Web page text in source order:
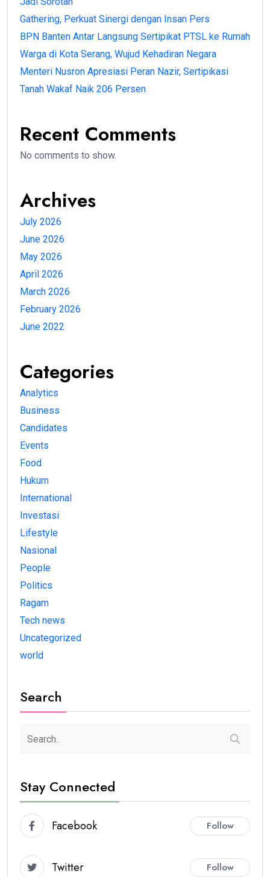
Gathering, Perkuat Sinergi dengan Insan Pers
BPN Banten Antar Langsung Sertipikat PTSL ke Rumah
Warga di Kota Serang, Wujud Kehadiran Negara
Menteri Nusron Apresiasi Peran Nazir, Sertipikasi
Tanah Wakaf Naik 206 Persen
Recent Comments
No comments to show.
Archives
July 2026
June 2026
May 2026
April 2026
March 2026
February 2026
June 2022
Categories
Analytics
Business
Candidates
Events
Food
Hukum
International
Investasi
Lifestyle
Nasional
People
Politics
Ragam
Tech news
Uncategorized
world
Search
Stay Connected
Facebook Follow
Twitter Follow